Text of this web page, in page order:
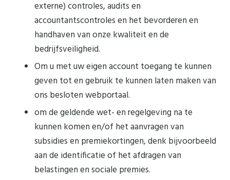
externe) controles, audits en
accountantscontroles en het bevorderen en
handhaven van onze kwaliteit en de
bedrijfsveiligheid.
Om u met uw eigen account toegang te kunnen
geven tot en gebruik te kunnen laten maken van
ons besloten webportaal.
om de geldende wet- en regelgeving na te
kunnen komen en/of het aanvragen van
subsidies en premiekortingen, denk bijvoorbeeld
aan de identificatie of het afdragen van
belastingen en sociale premies.